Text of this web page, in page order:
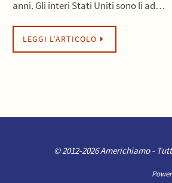
anni. Gli interi Stati Uniti sono lì ad…
LEGGI L’ARTICOLO
© 2012-2026 Americhiamo -